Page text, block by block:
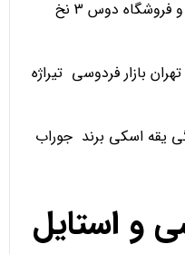
مزون و تک فروشی عمده فروشی و فروشگاه دوس 3 نخ
بازار فردوسی تیراژه
یقه اسکی برند جوراب
و استایل